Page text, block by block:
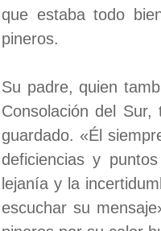
que estaba todo
pineros.
Su padre, quien
Consolación del
guardado. «Él
deficiencias y
lejanía y la
escuchar su